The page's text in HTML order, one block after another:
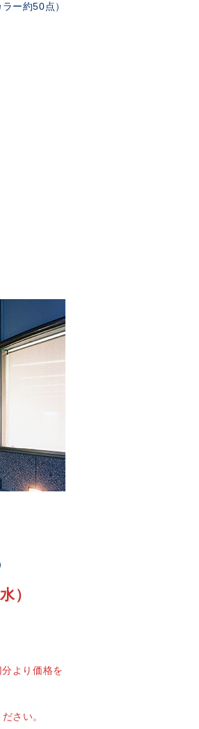
ラー約50点）
）
より価格を
さい。